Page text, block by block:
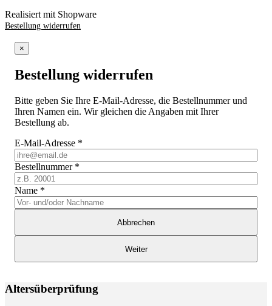
Realisiert mit Shopware
Bestellung widerrufen
×
Bestellung widerrufen
Bitte geben Sie Ihre E-Mail-Adresse, die Bestellnummer und
Ihren Namen ein. Wir gleichen die Angaben mit Ihrer
Bestellung ab.
E-Mail-Adresse *
Bestellnummer *
Name *
Abbrechen
Weiter
Altersüberprüfung